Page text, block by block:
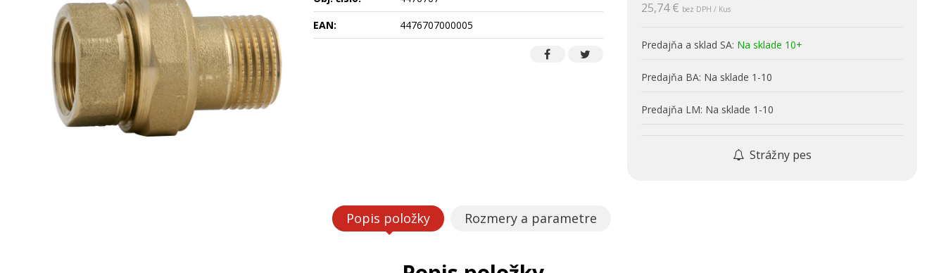
25,74 € bez DPH / Kus
Predajňa a sklad SA: Na sklade 10+
Predajňa BA: Na sklade 1-10
Predajňa LM: Na sklade 1-10
Strážny pes
EAN:
4476707000005
Popis položky Rozmery a parametre